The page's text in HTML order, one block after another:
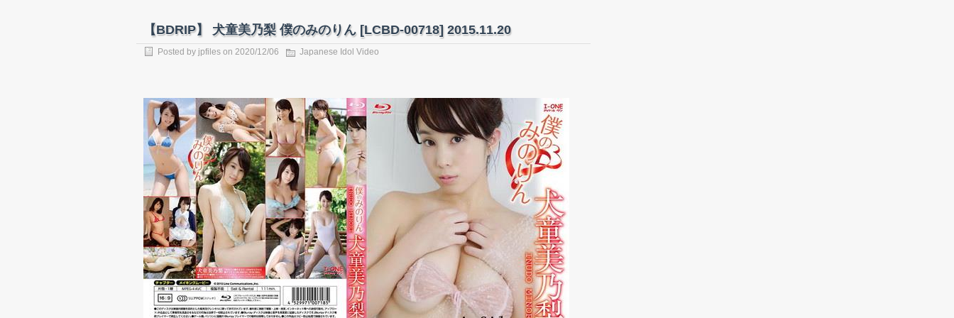
【BDRIP】 犬童美乃梨 僕のみのりん [LCBD-00718] 2015.11.20
Posted by jpfiles on 2020/12/06 Japanese Idol Video